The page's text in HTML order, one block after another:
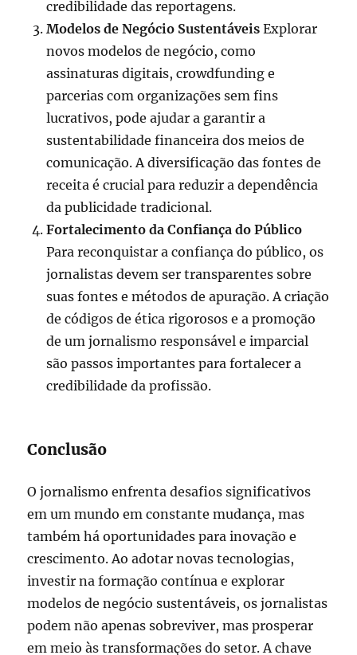
credibilidade das reportagens.
Modelos de Negócio Sustentáveis Explorar
novos modelos de negócio, como
assinaturas digitais, crowdfunding e
parcerias com organizações sem fins
lucrativos, pode ajudar a garantir a
sustentabilidade financeira dos meios de
comunicação. A diversificação das fontes de
receita é crucial para reduzir a dependência
da publicidade tradicional.
Fortalecimento da Confiança do Público
Para reconquistar a confiança do público, os
jornalistas devem ser transparentes sobre
suas fontes e métodos de apuração. A criação
de códigos de ética rigorosos e a promoção
de um jornalismo responsável e imparcial
são passos importantes para fortalecer a
credibilidade da profissão.
Conclusão
O jornalismo enfrenta desafios significativos
em um mundo em constante mudança, mas
também há oportunidades para inovação e
crescimento. Ao adotar novas tecnologias,
investir na formação contínua e explorar
modelos de negócio sustentáveis, os jornalistas
podem não apenas sobreviver, mas prosperar
em meio às transformações do setor. A chave